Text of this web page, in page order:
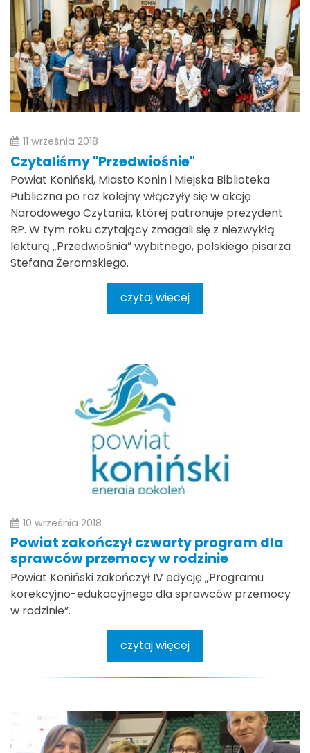
11 września 2018
Czytaliśmy "Przedwiośnie"
Powiat Koniński, Miasto Konin i Miejska Biblioteka
Publiczna po raz kolejny włączyły się w akcję
Narodowego Czytania, której patronuje prezydent
RP. W tym roku czytający zmagali się z niezwykłą
lekturą „Przedwiośnia” wybitnego, polskiego pisarza
Stefana Żeromskiego.
czytaj więcej
10 września 2018
Powiat zakończył czwarty program dla
sprawców przemocy w rodzinie
Powiat Koniński zakończył IV edycję „Programu
korekcyjno-edukacyjnego dla sprawców przemocy
w rodzinie”.
czytaj więcej